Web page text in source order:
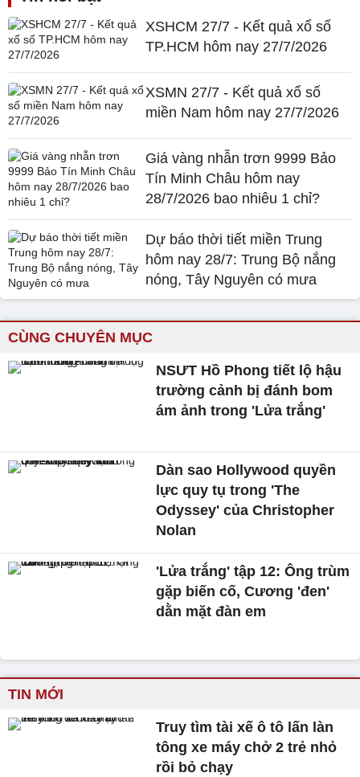
XSHCM 27/7 - Kết quả xổ số
TP.HCM hôm nay 27/7/2026
XSMN 27/7 - Kết quả xổ số
miền Nam hôm nay 27/7/2026
Giá vàng nhẫn trơn 9999 Bảo
Tín Minh Châu hôm nay
28/7/2026 bao nhiêu 1 chỉ?
Dự báo thời tiết miền Trung
hôm nay 28/7: Trung Bộ nắng
nóng, Tây Nguyên có mưa
CÙNG CHUYÊN MỤC
NSƯT Hồ Phong tiết lộ hậu
trường cảnh bị đánh bom
ám ảnh trong 'Lửa trắng'
Dàn sao Hollywood quyền
lực quy tụ trong 'The
Odyssey' của Christopher
Nolan
'Lửa trắng' tập 12: Ông trùm
gặp biến cố, Cương 'đen'
dằn mặt đàn em
TIN MỚI
Truy tìm tài xế ô tô lấn làn
tông xe máy chở 2 trẻ nhỏ
rồi bỏ chạy